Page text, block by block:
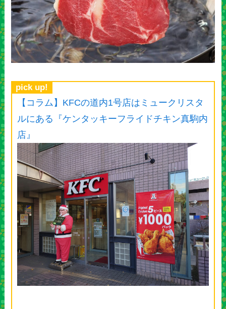
pick up!
【コラム】KFCの道内1号店はミュークリスタ
ルにある『ケンタッキーフライドチキン真駒内
店』